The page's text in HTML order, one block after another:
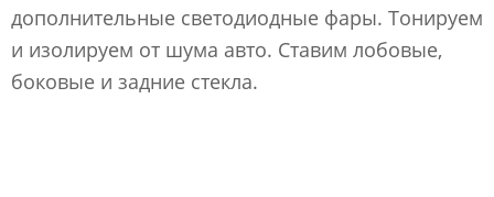
дополнительные светодиодные фары. Тонируем
и изолируем от шума авто. Ставим лобовые,
боковые и задние стекла.